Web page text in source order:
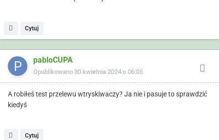
Cytuj
pabloCUPA
Opublikowano 30 kwietnia 2024 o 06:05
A robiłeś test przelewu wtryskiwaczy? Ja nie i pasuje to sprawdzić
kiedyś
Cytuj